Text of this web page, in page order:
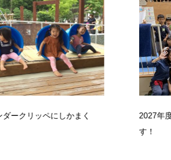
2027年度 入園希望の方! 幼稚